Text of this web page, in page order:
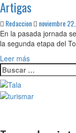
fecha
Sub
16
en
la
Liga
Regional
Artigas
Artigas
Redaccion noviembre
En la pasada jornada
la segunda etapa del
Leer másLeer
más
sobre
Atenas
Buscar: